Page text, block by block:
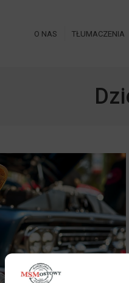
O NAS TŁUMACZENIA